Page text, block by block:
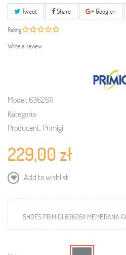
Tweet Share Google+
Rating
Write a review
Model: 6362611
Kategoria:
Producent: Primigi
229,00 zł
Add to wishlist
SHOES PRIMIGI 6362611 MEMBRANA